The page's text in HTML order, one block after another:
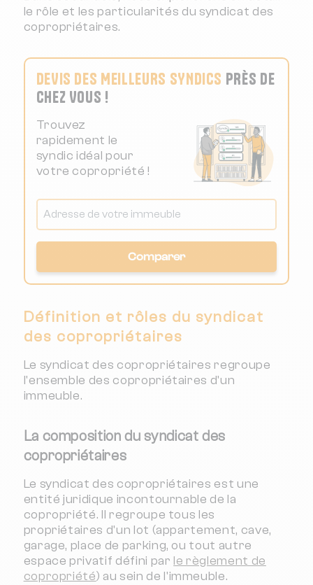
le rôle et les particularités du syndicat des
copropriétaires.
DEVIS DES MEILLEURS SYNDICS PRÈS DE
CHEZ VOUS !
Trouvez
rapidement le
syndic idéal pour
votre copropriété !
Comparer
Définition et rôles du syndicat
des copropriétaires
Le syndicat des copropriétaires regroupe
l'ensemble des copropriétaires d'un
immeuble.
La composition du syndicat des
copropriétaires
Le syndicat des copropriétaires est une
entité juridique incontournable de la
copropriété. Il regroupe tous les
propriétaires d'un lot (appartement, cave,
garage, place de parking, ou tout autre
espace privatif défini par le règlement de
copropriété) au sein de l'immeuble.